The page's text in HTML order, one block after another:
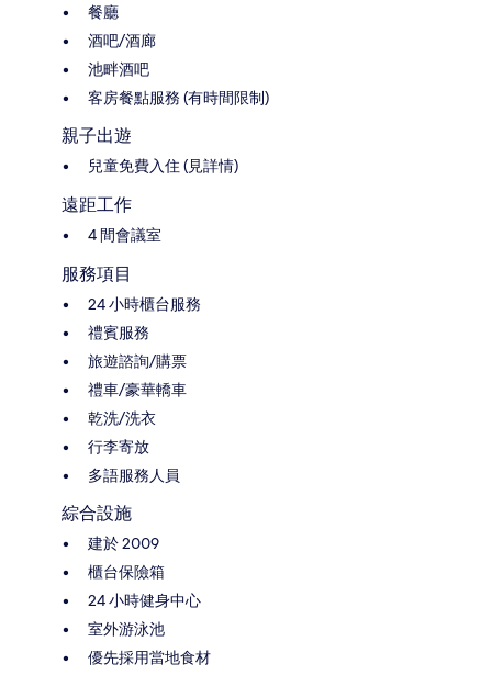
餐廳
酒吧/酒廊
池畔酒吧
客房餐點服務 (有時間限制)
親子出遊
兒童免費入住 (見詳情)
遠距工作
4 間會議室
服務項目
24 小時櫃台服務
禮賓服務
旅遊諮詢/購票
禮車/豪華轎車
乾洗/洗衣
行李寄放
多語服務人員
綜合設施
建於 2009
櫃台保險箱
24 小時健身中心
室外游泳池
優先採用當地食材